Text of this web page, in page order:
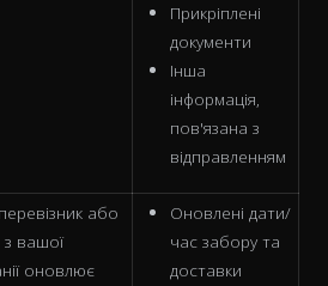
Прикріплені
документи
Інша
інформація,
пов'язана з
відправленням
або
вашої
оновлює
Оновлені дати/
час забору та
доставки